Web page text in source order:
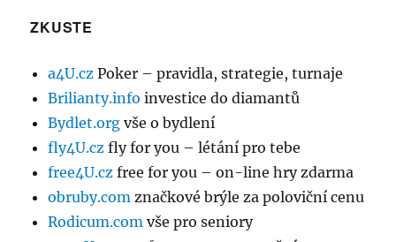
ZKUSTE
a4U.cz Poker – pravidla, strategie, turnaje
Brilianty.info investice do diamantů
Bydlet.org vše o bydlení
fly4U.cz fly for you – létání pro tebe
free4U.cz free for you – on-line hry zdarma
obruby.com značkové brýle za poloviční cenu
Rodicum.com vše pro seniory